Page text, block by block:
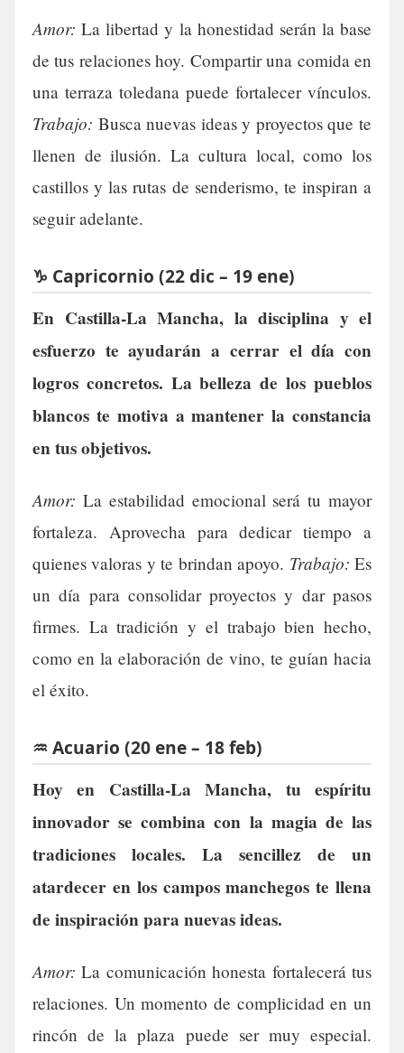
Amor: La libertad y la honestidad serán la base
de tus relaciones hoy. Compartir una comida en
una terraza toledana puede fortalecer vínculos.
Trabajo: Busca nuevas ideas y proyectos que te
llenen de ilusión. La cultura local, como los
castillos y las rutas de senderismo, te inspiran a
seguir adelante.
♑ Capricornio (22 dic – 19 ene)
En Castilla-La Mancha, la disciplina y el
esfuerzo te ayudarán a cerrar el día con
logros concretos. La belleza de los pueblos
blancos te motiva a mantener la constancia
en tus objetivos.
Amor: La estabilidad emocional será tu mayor
fortaleza. Aprovecha para dedicar tiempo a
quienes valoras y te brindan apoyo. Trabajo: Es
un día para consolidar proyectos y dar pasos
firmes. La tradición y el trabajo bien hecho,
como en la elaboración de vino, te guían hacia
el éxito.
♒ Acuario (20 ene – 18 feb)
Hoy en Castilla-La Mancha, tu espíritu
innovador se combina con la magia de las
tradiciones locales. La sencillez de un
atardecer en los campos manchegos te llena
de inspiración para nuevas ideas.
Amor: La comunicación honesta fortalecerá tus
relaciones. Un momento de complicidad en un
rincón de la plaza puede ser muy especial.